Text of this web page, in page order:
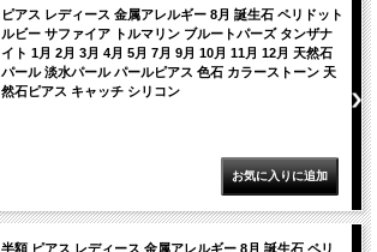
ピアス レディース 金属アレルギー 8月 誕生石 ペリドット
ルビー サファイア トルマリン ブルートパーズ タンザナ
イト 1月 2月 3月 4月 5月 7月 9月 10月 11月 12月 天然石
パール 淡水パール パールピアス 色石 カラーストーン 天
然石ピアス キャッチ シリコン
半額 ピアス レディース 金属アレルギー 8月 誕生石 ペリ